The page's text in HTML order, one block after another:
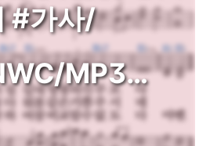
#가사/
MP3
로드